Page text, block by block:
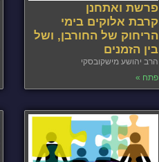
פרשת ואתחנן
קרבת אלוקים בימי
הריחוק של החורבן, ושל
בין הזמנים
הרב יהושע מישקובסקי
פתח »